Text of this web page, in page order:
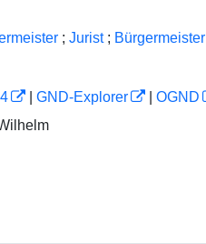
; Jurist ; Bürgermeister
GND-Explorer OGND